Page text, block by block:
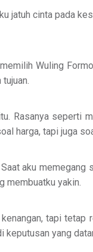
cinta pada
Wuling
Rasanya seperti
harga, tapi juga
aku memegang
membuatku yakin.
tapi tetap
keputusan yang